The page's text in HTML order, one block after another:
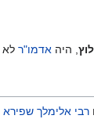
, היה אדמו"ר לא
רבי אלימלך שפירא